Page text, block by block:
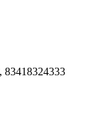
83418324333